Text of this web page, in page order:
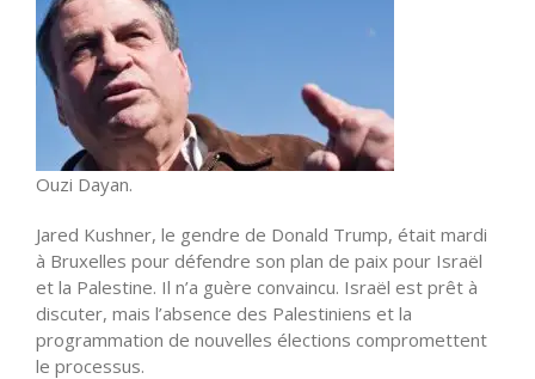
Ouzi Dayan.
Jared Kushner, le gendre de Donald Trump, était mardi
à Bruxelles pour défendre son plan de paix pour Israël
et la Palestine. Il n’a guère convaincu. Israël est prêt à
discuter, mais l’absence des Palestiniens et la
programmation de nouvelles élections compromettent
le processus.